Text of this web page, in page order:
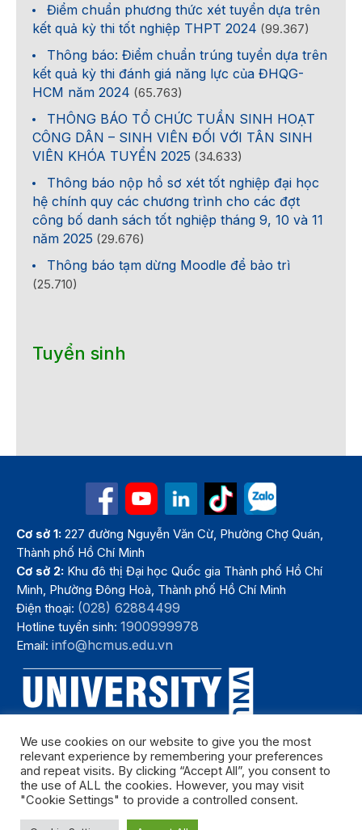
Điểm chuẩn phương thức xét tuyển dựa trên
kết quả kỳ thi tốt nghiệp THPT 2024 (99.367)
Thông báo: Điểm chuẩn trúng tuyển dựa trên
kết quả kỳ thi đánh giá năng lực của ĐHQG-
HCM năm 2024 (65.763)
THÔNG BÁO TỔ CHỨC TUẦN SINH HOẠT
CÔNG DÂN – SINH VIÊN ĐỐI VỚI TÂN SINH
VIÊN KHÓA TUYỂN 2025 (34.633)
Thông báo nộp hồ sơ xét tốt nghiệp đại học
hệ chính quy các chương trình cho các đợt
công bố danh sách tốt nghiệp tháng 9, 10 và 11
năm 2025 (29.676)
Thông báo tạm dừng Moodle để bảo trì
(25.710)
Tuyển sinh
Cơ sở 1: 227 đường Nguyễn Văn Cừ, Phường Chợ Quán,
Thành phố Hồ Chí Minh
Cơ sở 2: Khu đô thị Đại học Quốc gia Thành phố Hồ Chí
Minh, Phường Đông Hoà, Thành phố Hồ Chí Minh
Điện thoại: (028) 62884499
Hotline tuyển sinh:1900999978
Email:info@hcmus.edu.vn
Bản quyền thuộc Trường Đại học Khoa học tự nhiên, Đại học Quốc
We use cookies on our website to give you the most
relevant experience by remembering your preferences
and repeat visits. By clicking “Accept All”, you consent to
the use of ALL the cookies. However, you may visit
"Cookie Settings" to provide a controlled consent.